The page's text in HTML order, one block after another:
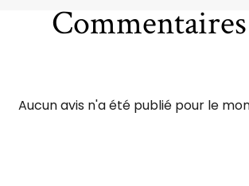
Commentaires
Aucun avis n'a été publié pour le